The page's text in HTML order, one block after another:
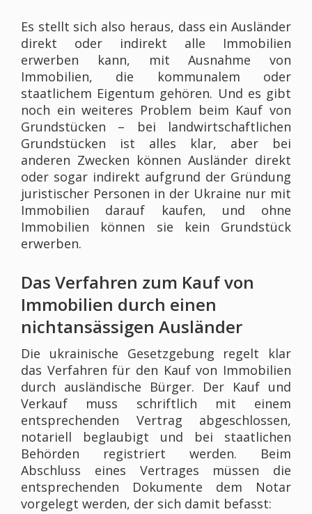
Es stellt sich also heraus, dass ein Ausländer
direkt oder indirekt alle Immobilien
erwerben kann, mit Ausnahme von
Immobilien, die kommunalem oder
staatlichem Eigentum gehören. Und es gibt
noch ein weiteres Problem beim Kauf von
Grundstücken – bei landwirtschaftlichen
Grundstücken ist alles klar, aber bei
anderen Zwecken können Ausländer direkt
oder sogar indirekt aufgrund der Gründung
juristischer Personen in der Ukraine nur mit
Immobilien darauf kaufen, und ohne
Immobilien können sie kein Grundstück
erwerben.
Das Verfahren zum Kauf von
Immobilien durch einen
nichtansässigen Ausländer
Die ukrainische Gesetzgebung regelt klar
das Verfahren für den Kauf von Immobilien
durch ausländische Bürger. Der Kauf und
Verkauf muss schriftlich mit einem
entsprechenden Vertrag abgeschlossen,
notariell beglaubigt und bei staatlichen
Behörden registriert werden. Beim
Abschluss eines Vertrages müssen die
entsprechenden Dokumente dem Notar
vorgelegt werden, der sich damit befasst: